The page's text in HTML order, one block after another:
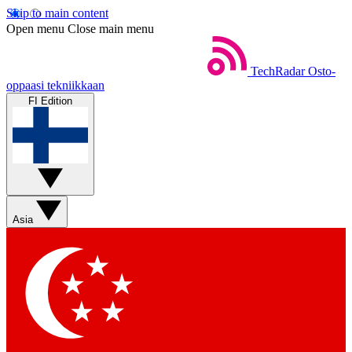
Skip to main content
Open menu Close main menu
TechRadar Osto-
oppaasi tekniikkaan
FI Edition
Asia